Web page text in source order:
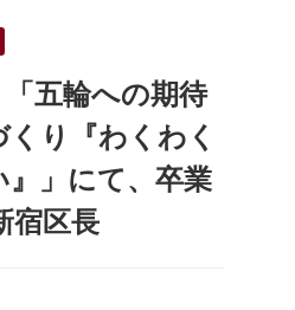
「五輪への期待
くり『わくわく
」にて、卒業
宿区長